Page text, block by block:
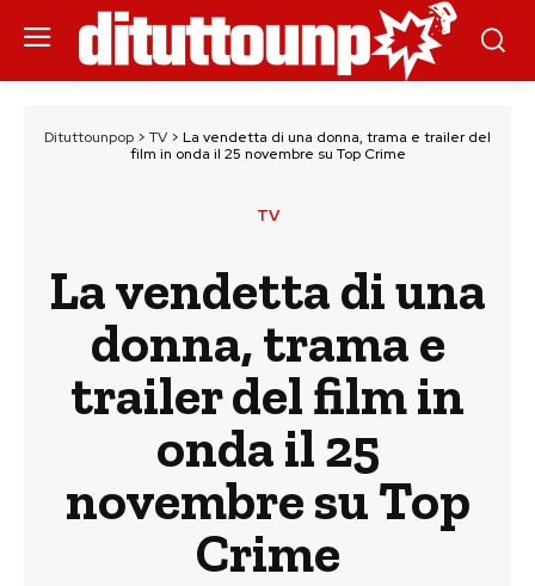
Dituttounpop > TV > La vendetta di una donna, trama e trailer del
film in onda il 25 novembre su Top Crime
TV
La vendetta di una
donna, trama e
trailer del film in
onda il 25
novembre su Top
Crime